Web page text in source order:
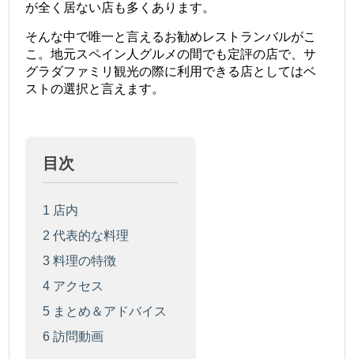
が全く居ない店も多くあります。
そんな中で唯一と言えるお勧めレストランバルがこ
こ。地元スペイン人グルメの間でも定評の店で、サ
グラダファミリ観光の際に利用できる店としてはベ
ストの選択と言えます。
目次
1 店内
2 代表的な料理
3 料理の特徴
4 アクセス
5 まとめ＆アドバイス
6 訪問動画